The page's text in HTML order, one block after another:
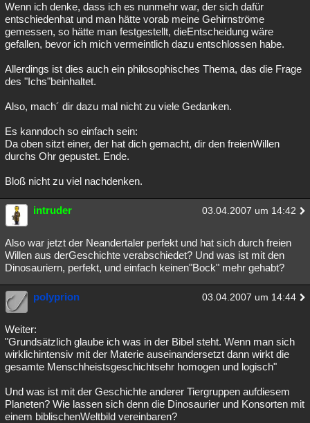
Wenn ich denke, dass ich es nunmehr war, der sich dafür
entschiedenhat und man hätte vorab meine Gehirnströme
gemessen, so hätte man festgestellt, dieEntscheidung wäre
gefallen, bevor ich mich vermeintlich dazu entschlossen habe.
Allerdings ist dies auch ein philosophisches Thema, das die Frage
des "Ichs"beinhaltet.
Also, mach´ dir dazu mal nicht zu viele Gedanken.
Es kanndoch so einfach sein:
Da oben sitzt einer, der hat dich gemacht, dir den freienWillen
durchs Ohr gepustet. Ende.
Bloß nicht zu viel nachdenken.
intruder 03.04.2007 um 14:42
Also war jetzt der Neandertaler perfekt und hat sich durch freien
Willen aus derGeschichte verabschiedet? Und was ist mit den
Dinosauriern, perfekt, und einfach keinen"Bock" mehr gehabt?
polyprion 03.04.2007 um 14:44
Weiter:
"Grundsätzlich glaube ich was in der Bibel steht. Wenn man sich
wirklichintensiv mit der Materie auseinandersetzt dann wirkt die
gesamte Menschheistsgeschichtsehr homogen und logisch"
Und was ist mit der Geschichte anderer Tiergruppen aufdiesem
Planeten? Wie lassen sich denn die Dinosaurier und Konsorten mit
einem biblischenWeltbild vereinbaren?